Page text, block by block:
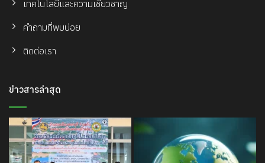
เทคโนโลยีและความเชี่ยวชาญ
คำถามที่พบบ่อย
ติดต่อเรา
ข่าวสารล่าสุด